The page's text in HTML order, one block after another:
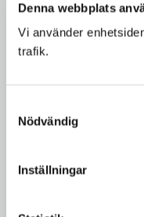
Denna webbplats
Vi använder
trafik.
Nödvändig
Inställningar